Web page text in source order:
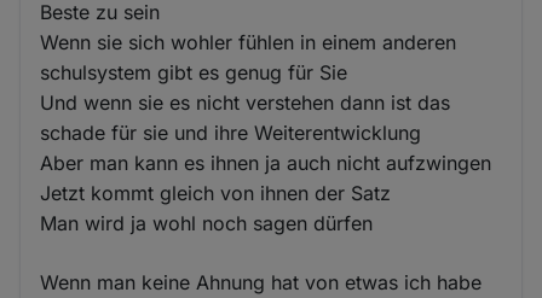
Beste zu sein
Wenn sie sich wohler fühlen in einem anderen
schulsystem gibt es genug für Sie
Und wenn sie es nicht verstehen dann ist das
schade für sie und ihre Weiterentwicklung
Aber man kann es ihnen ja auch nicht aufzwingen
Jetzt kommt gleich von ihnen der Satz
Man wird ja wohl noch sagen dürfen
Wenn man keine Ahnung hat von etwas ich habe